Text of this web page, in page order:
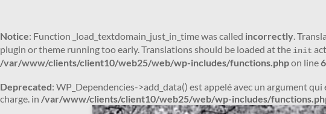
Notice: Function _load_textdomain_just_in_time was called incorrectly.
plugin or theme running too early. Translations should be loaded at the init
/var/www/clients/client10/web25/web/wp-includes/functions.phpon line
Deprecated: WP_Dependencies->add_data() est appelé avec un argument qui
charge. in /var/www/clients/client10/web25/web/wp-includes/
Aller